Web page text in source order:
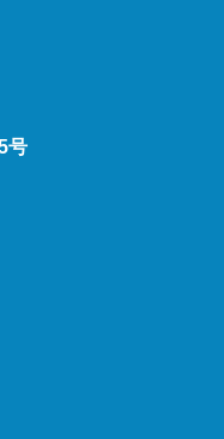
号